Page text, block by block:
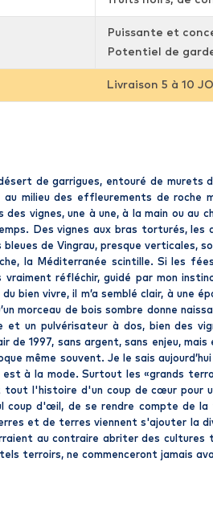
Puissante et
Potentiel de
Livraison 5 à 10
de garrigues, entouré de
milieu des effleurements de roche
vignes, une à une, à la main ou au
Des vignes aux bras torturés, les
bleues de Vingrau, presque verticales,
la Méditerranée scintille. Si les
réfléchir, guidé par mon
bien vivre, il m’a semblé clair, à
morceau de bois sombre donne
un pulvérisateur à dos, bien des
de 1997, sans argent, sans enjeu,
même souvent. Je le sais
à la mode. Surtout les «grands
l'histoire d'un coup de cœur pour
coup d'œil, de se rendre compte de
et de terres viennent s'ajouter la
au contraire abriter des
terroirs, ne commenceront jamais